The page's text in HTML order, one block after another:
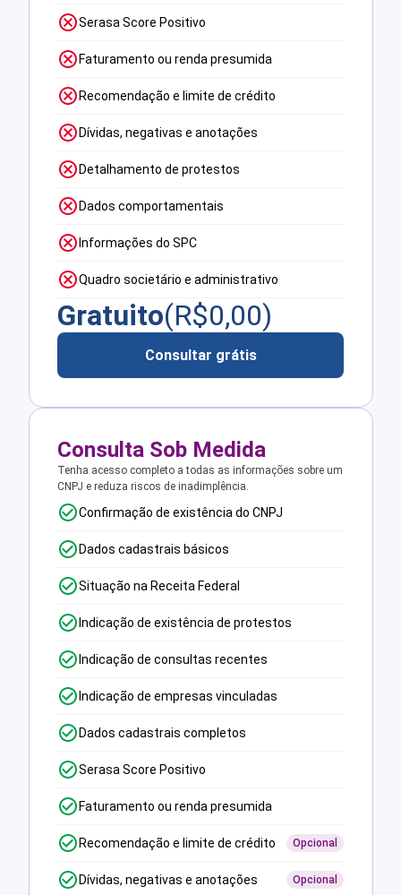
Serasa Score Positivo
Faturamento ou renda presumida
Recomendação e limite de crédito
Dívidas, negativas e anotações
Detalhamento de protestos
Dados comportamentais
Informações do SPC
Quadro societário e administrativo
Gratuito(R$0,00)
Consultar grátis
Consulta Sob Medida
Tenha acesso completo a todas as informações sobre um
CNPJ e reduza riscos de inadimplência.
Confirmação de existência do CNPJ
Dados cadastrais básicos
Situação na Receita Federal
Indicação de existência de protestos
Indicação de consultas recentes
Indicação de empresas vinculadas
Dados cadastrais completos
Serasa Score Positivo
Faturamento ou renda presumida
Recomendação e limite de crédito Opcional
Dívidas, negativas e anotações Opcional